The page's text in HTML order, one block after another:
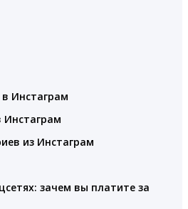
Инстаграм
Инстаграм
из Инстаграм
зачем вы платите за